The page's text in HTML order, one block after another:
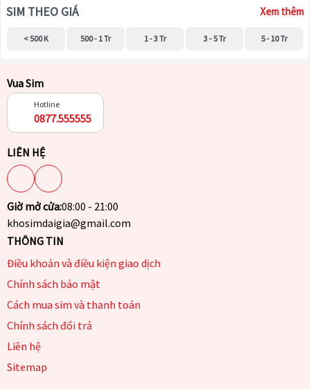
SIM THEO GIÁ Xem thêm
< 500 K 500 - 1 Tr 1 - 3 Tr 3 - 5 Tr 5 - 10 Tr
Vua Sim
Hotline
0877.555555
LIÊN HỆ
Giờ mở cửa:08:00 - 21:00
khosimdaigia@gmail.com
THÔNG TIN
Điều khoản và điều kiện giao dịch
Chính sách bảo mật
Cách mua sim và thanh toán
Chính sách đổi trả
Liên hệ
Sitemap